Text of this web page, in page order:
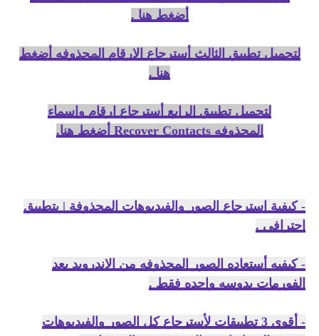
أضغط هنا .
لتحميل تطبيق الثالث أسترجاع الارقام المحذوفه أضغط
هنا .
لتحميل تطبيق الرابع أسترجاع ارقام واسماء
المحذوفهRecover Contacts أضغط هنا.
- كيفية استرجاع الصور والفيديوهات المحذوفة | بتطبيق
احترافي .
- كيفيه أستعاده الصور المحذوفه من الاندرويد بعد
الفورمات بدوسه واحده فقط .
- أقوي 3 تطبيقات لأسترجاع كل الصور والفيديوهات